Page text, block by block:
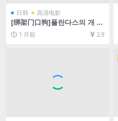
日韩 高清电影
[绑架门口狗]플란다스의 개 (2
000)[百度网盘+夸克网盘1080
P超清未删减资源][网盘在线播
放/下载][MP4/7GB][中文字
1 月前 2.9